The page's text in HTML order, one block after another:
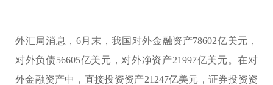
外汇局消息，6月末，我国对外金融资产78602亿美元，
对外负债56605亿美元，对外净资产21997亿美元。在对
外金融资产中，直接投资资产21247亿美元，证券投资资